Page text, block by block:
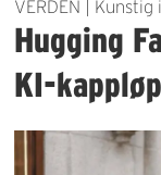
VERDEN |
Hugging
KI-